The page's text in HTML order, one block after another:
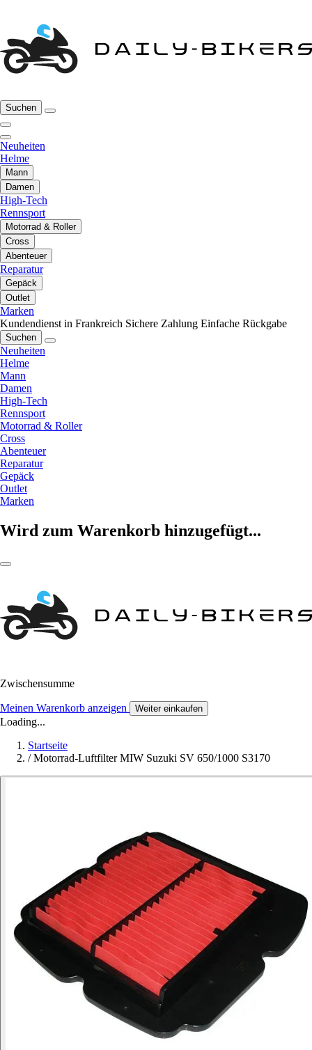
Suchen
Neuheiten
Helme
Mann
Damen
High-Tech
Rennsport
Motorrad & Roller
Cross
Abenteuer
Reparatur
Gepäck
Outlet
Marken
Kundendienst in Frankreich Sichere Zahlung Einfache Rückgabe
Suchen
Neuheiten
Helme
Mann
Damen
High-Tech
Rennsport
Motorrad & Roller
Cross
Abenteuer
Reparatur
Gepäck
Outlet
Marken
Wird zum Warenkorb hinzugefügt...
Zwischensumme
Meinen Warenkorb anzeigen Weiter einkaufen
Loading...
Startseite
/ Motorrad-Luftfilter MIW Suzuki SV 650/1000 S3170